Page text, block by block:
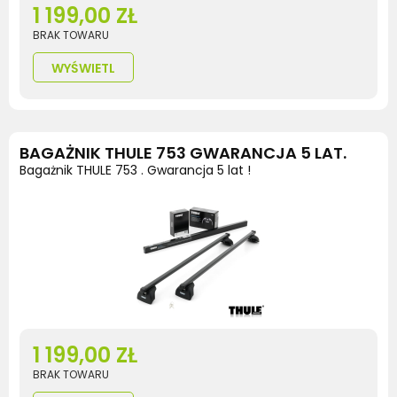
1 199,00 ZŁ
BRAK TOWARU
WYŚWIETL
BAGAŻNIK THULE 753 GWARANCJA 5 LAT.
Bagażnik THULE 753 . Gwarancja 5 lat !
1 199,00 ZŁ
BRAK TOWARU